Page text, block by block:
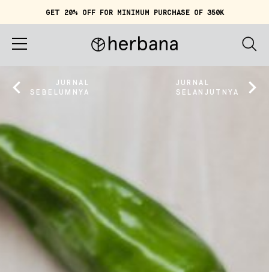
GET 20% OFF FOR MINIMUM PURCHASE OF 350K
Belanja
Cerita
Quiz
JURNAL
SEBELUMNYA
JURNAL
SELANJUTNYA